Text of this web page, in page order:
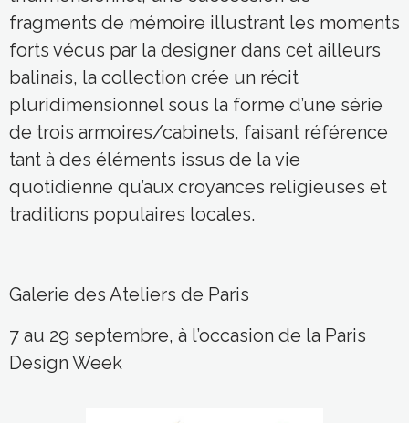
fragments de mémoire illustrant les moments
forts vécus par la designer dans cet ailleurs
balinais, la collection crée un récit
pluridimensionnel sous la forme d’une série
de trois armoires/cabinets, faisant référence
tant à des éléments issus de la vie
quotidienne qu’aux croyances religieuses et
traditions populaires locales.
G alerie des Ateliers de Paris
7 au 29 septembre, à l’occasion de la Paris
Design Week